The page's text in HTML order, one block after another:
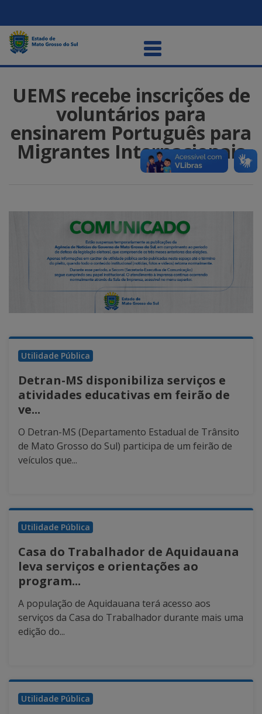
UEMS recebe inscrições de
voluntários para
ensinarem Português para
Migrantes Internacionais
Utilidade Pública
Detran-MS disponibiliza serviços e
atividades educativas em feirão de
ve...
O Detran-MS (Departamento Estadual de Trânsito
de Mato Grosso do Sul) participa de um feirão de
veículos que...
Utilidade Pública
Casa do Trabalhador de Aquidauana
leva serviços e orientações ao
program...
A população de Aquidauana terá acesso aos
serviços da Casa do Trabalhador durante mais uma
edição do...
Utilidade Pública